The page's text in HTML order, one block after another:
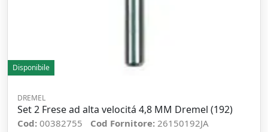
Disponibile
DREMEL
Set 2 Frese ad alta velocitá 4,8 MM Dremel (192)
Cod: 00382755 Cod Fornitore: 26150192JA